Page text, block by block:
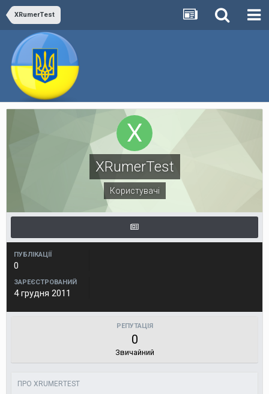
XRumerTest
XRumerTest
Користувачі
ПУБЛІКАЦІЇ
0
ЗАРЕЄСТРОВАНИЙ
4 грудня 2011
РЕПУТАЦІЯ
0
Звичайний
ПРО XRUMERTEST